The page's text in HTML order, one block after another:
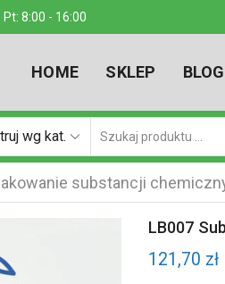
8:00 - 16:00
każde miejsce w kraju
HOME SKLEP BLOG
wg kat.
substancji
LB007
121,70 zł